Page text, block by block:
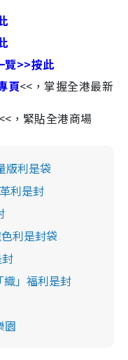
覽>>按此
頁<<，掌握全港最新
<<，緊貼全港商場
版利是袋
利是封
利是封袋
織」福利是封
園